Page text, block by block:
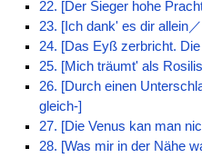
22. [Der Sieger hohe
23. [Ich dank' es dir allein
24. [Das Eyß zerbricht.
25. [Mich träumt' als
26. [Durch einen
gleich-]
27. [Die Venus kan man
28. [Was mir in der Nähe